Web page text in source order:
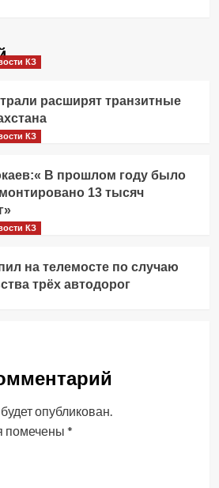
КЗ
расширят транзитные
КЗ
В прошлом году было
13 тысяч
КЗ
на телемосте по случаю
трёх автодорог
опубликован.
помечены *